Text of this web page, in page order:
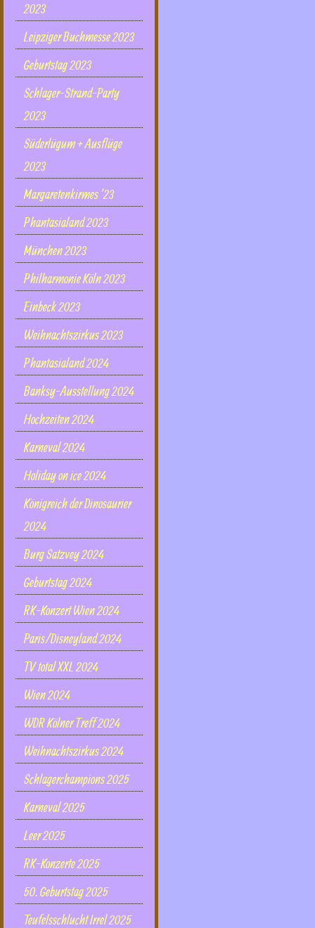
2023
Leipziger Buchmesse 2023
Geburtstag 2023
Schlager-Strand-Party
2023
Süderlügum + Ausflüge
2023
Margaretenkirmes '23
Phantasialand 2023
München 2023
Philharmonie Köln 2023
Einbeck 2023
Weihnachtszirkus 2023
Phantasialand 2024
Banksy-Ausstellung 2024
Hochzeiten 2024
Karneval 2024
Holiday on ice 2024
Königreich der Dinosaurier
2024
Burg Satzvey 2024
Geburtstag 2024
RK-Konzert Wien 2024
Paris/Disneyland 2024
TV total XXL 2024
Wien 2024
WDR Kölner Treff 2024
Weihnachtszirkus 2024
Schlagerchampions 2025
Karneval 2025
Leer 2025
RK-Konzerte 2025
50. Geburtstag 2025
Teufelsschlucht Irrel 2025